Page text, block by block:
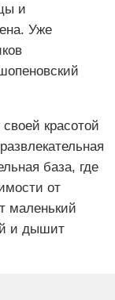
и
Уже
красотой
база, где
от
маленький
и дышит